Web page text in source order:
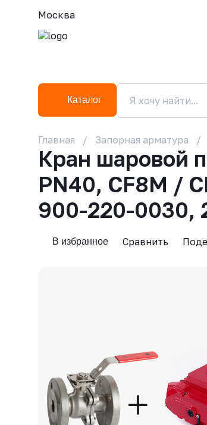
Москва
Каталог
Главная Запорная арматура
Кран шаровой
PN40, CF8M /
900-220-0030,
В избранное Сравнить